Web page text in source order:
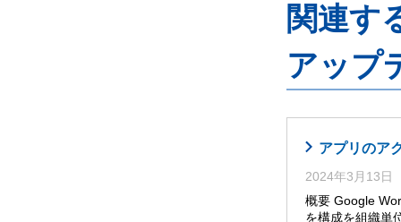
関連す
アップ
アプリのア
2024年3月13日
概要 Google
を構成を組織単